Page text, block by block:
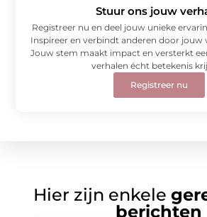
Stuur ons jouw
Registreer nu en deel jouw unieke
Inspireer en verbindt anderen door jouw
Jouw stem maakt impact en versterkt
verhalen écht betekenis
Registreer nu
Hier zijn enkele
berichten